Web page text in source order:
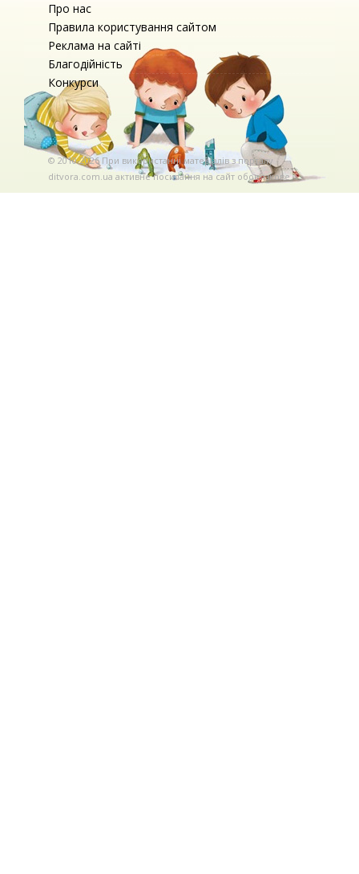
Про нас
Правила користування сайтом
Реклама на сайті
Благодійність
Конкурси
© 2010-2026 При використаннi матерiалiв з порталу
ditvora.com.ua активне посилання на сайт обов'язкове. .